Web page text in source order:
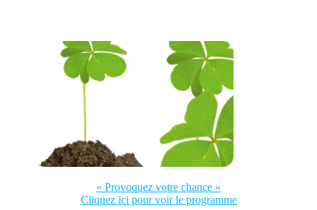
« Provoquez votre chance »
Cliquez ici pour voir le programme